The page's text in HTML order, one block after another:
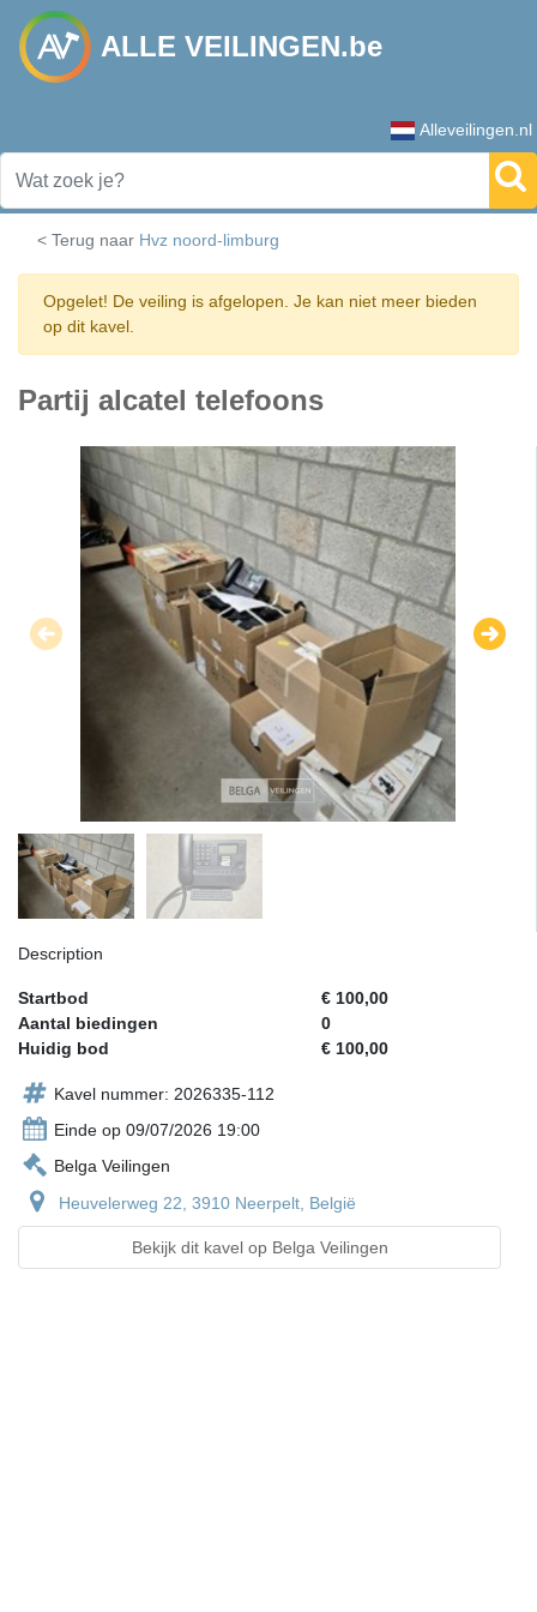
ALLE VEILINGEN.be
Alleveilingen.nl
< Terug naar Hvz noord-limburg
Opgelet! De veiling is afgelopen. Je kan niet meer bieden
op dit kavel.
Partij alcatel telefoons
Description
Startbod
€ 100,00
Aantal biedingen
0
Huidig bod
€ 100,00
Kavel nummer: 2026335-112
Einde op 09/07/2026 19:00
Belga Veilingen
Heuvelerweg 22, 3910 Neerpelt, België
Bekijk dit kavel op Belga Veilingen